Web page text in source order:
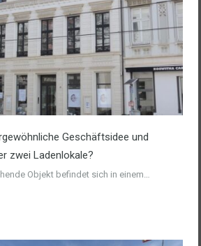
Geschäftsidee und
zwei Ladenlokale?
Objekt befindet sich in einem…